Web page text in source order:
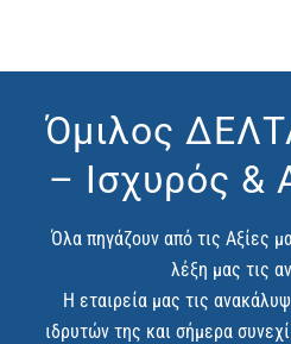
Όμιλος
– Ισχυρός &
Όλα πηγάζουν από τις Αξίες
λέξη μας τις
Η εταιρεία μας τις
ιδρυτών της και σήμερα